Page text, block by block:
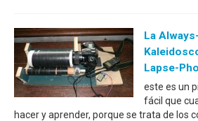
La
Lapse-
este es un
fácil que
hacer y aprender, porque se trata de los